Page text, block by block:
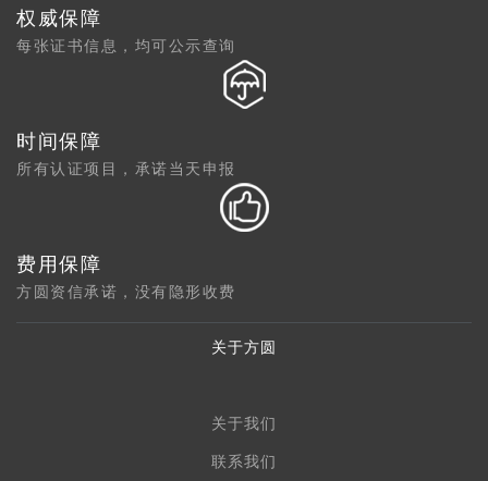
权威保障
每张证书信息，均可公示查询
时间保障
所有认证项目，承诺当天申报
费用保障
方圆资信承诺，没有隐形收费
关于方圆
关于我们
联系我们